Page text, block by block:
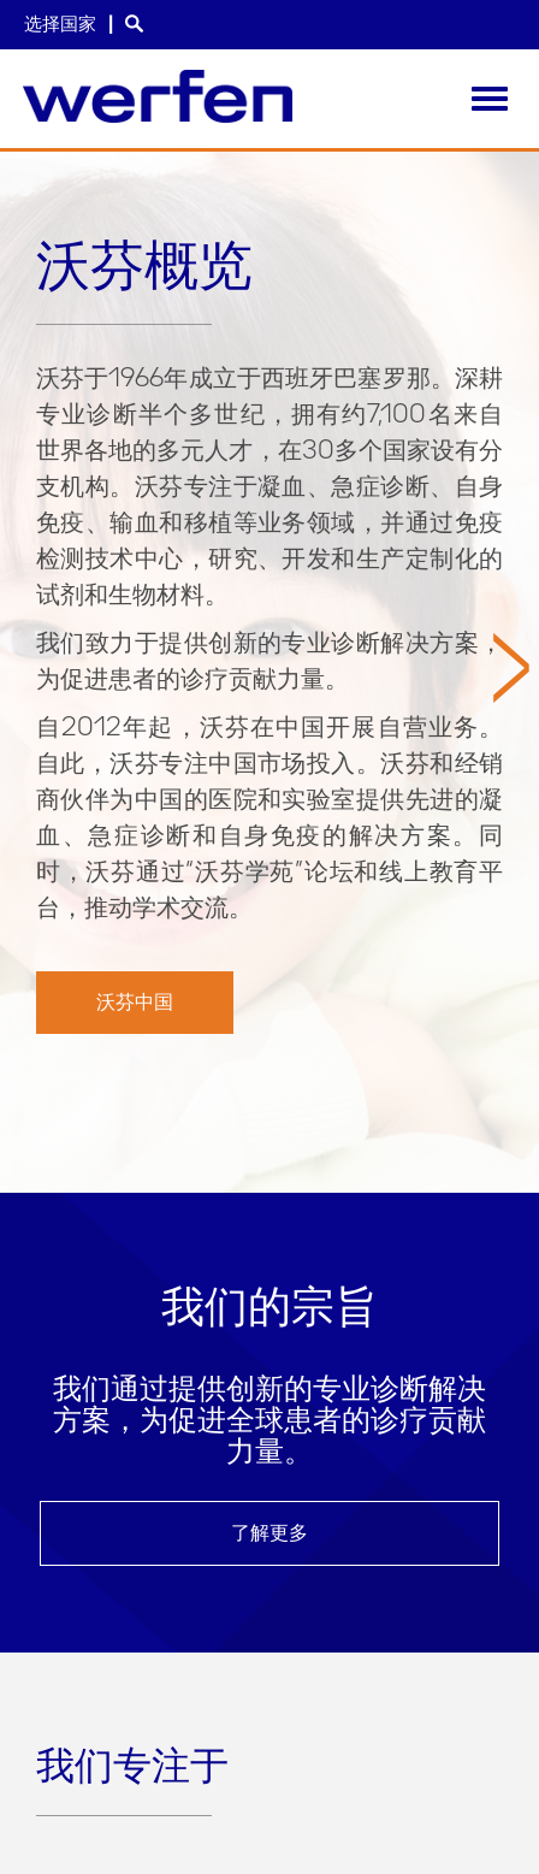
选择国家
沃芬概览
沃芬于1966年成立于西班牙巴塞罗那。深耕
专业诊断半个多世纪，拥有约7,100名来自
世界各地的多元人才，在30多个国家设有分
支机构。沃芬专注于凝血、急症诊断、自身
免疫、输血和移植等业务领域，并通过免疫
检测技术中心，研究、开发和生产定制化的
试剂和生物材料。
我们致力于提供创新的专业诊断解决方案，
为促进患者的诊疗贡献力量。
自2012年起，沃芬在中国开展自营业务。
自此，沃芬专注中国市场投入。沃芬和经销
商伙伴为中国的医院和实验室提供先进的凝
血、急症诊断和自身免疫的解决方案。同
时，沃芬通过“沃芬学苑”论坛和线上教育平
台，推动学术交流。
沃芬中国
>
我们的宗旨
我们通过提供创新的专业诊断解决
方案，为促进全球患者的诊疗贡献
力量。
了解更多
我们专注于